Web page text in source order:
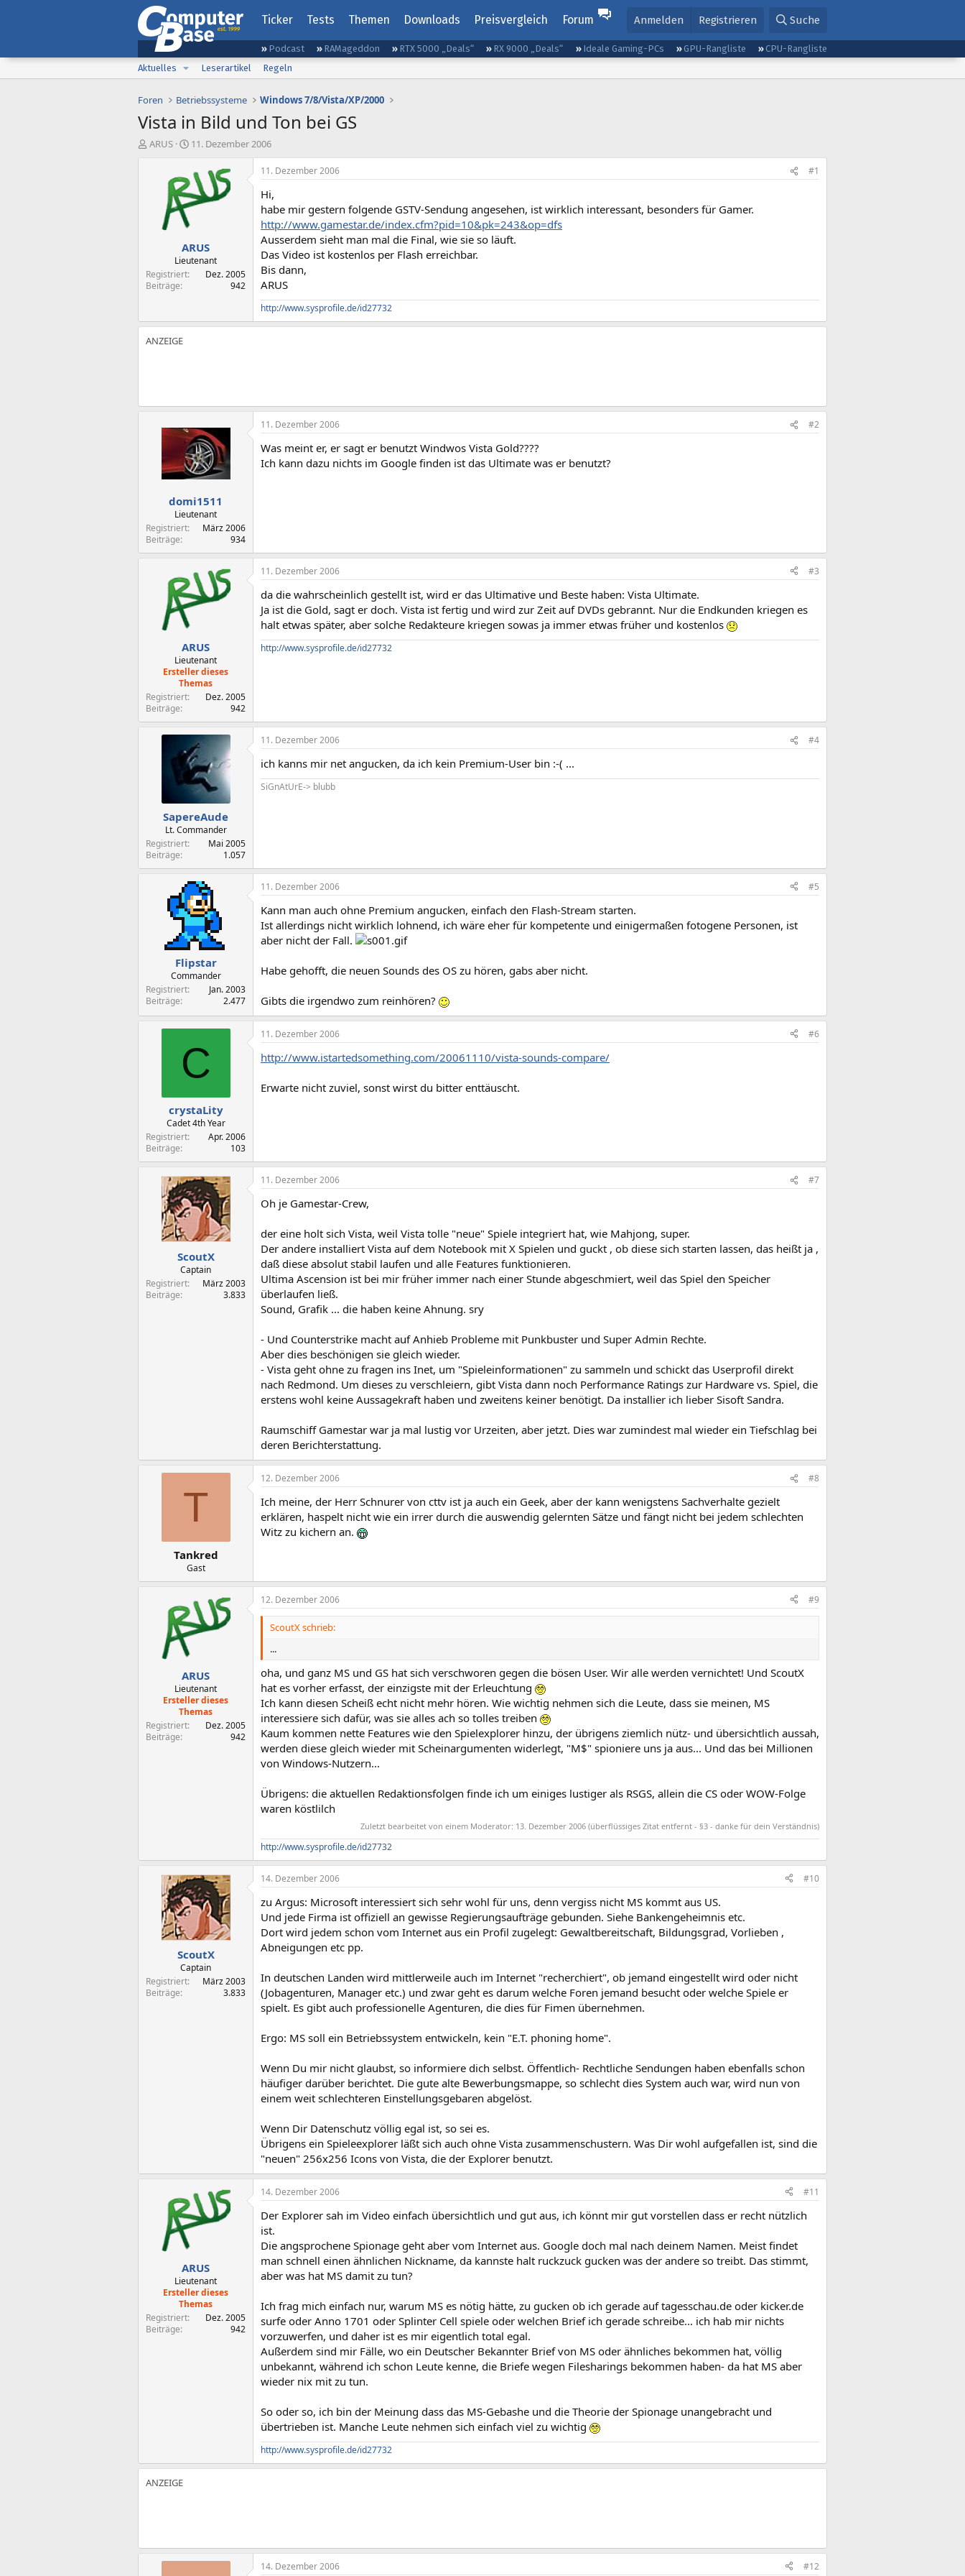
Ticker Tests Themen Downloads Preisvergleich Forum Anmelden Registrieren Suche
Podcast RAMageddon RTX 5000 „Deals“ RX 9000 „Deals“ Ideale Gaming-PCs GPU-Rangliste
CPU-Rangliste
Aktuelles
Leserartikel Regeln
Foren Betriebssysteme Windows 7/8/Vista/XP/2000
Vista in Bild und Ton bei GS
E
ARUS
E
s
e
l
a
m
11. Dezember 2006
ARUS
Lieutenant
Registriert
Dez. 2005
Beiträge
942
11. Dezember 2006 #1
Hi,
habe mir gestern folgende GSTV-Sendung angesehen, ist wirklich interessant, besonders für Gamer.
http://www.gamestar.de/index.cfm?pid=10&pk=243&op=dfs
Ausserdem sieht man mal die Final, wie sie so läuft.
Das Video ist kostenlos per Flash erreichbar.
Bis dann,
ARUS
http://www.sysprofile.de/id27732
domi1511
Lieutenant
Registriert
März 2006
Beiträge
934
11. Dezember 2006 #2
Was meint er, er sagt er benutzt Windwos Vista Gold????
Ich kann dazu nichts im Google finden ist das Ultimate was er benutzt?
ARUS
Lieutenant
Ersteller dieses
Themas
Registriert
Dez. 2005
Beiträge
942
11. Dezember 2006 #3
da die wahrscheinlich gestellt ist, wird er das Ultimative und Beste haben: Vista Ultimate.
Ja ist die Gold, sagt er doch. Vista ist fertig und wird zur Zeit auf DVDs gebrannt. Nur die Endkunden kriegen es
halt etwas später, aber solche Redakteure kriegen sowas ja immer etwas früher und kostenlos
http://www.sysprofile.de/id27732
SapereAude
Lt. Commander
Registriert
Mai 2005
Beiträge
1.057
11. Dezember 2006 #4
ich kanns mir net angucken, da ich kein Premium-User bin :-( ...
SiGnAtUrE-> blubb
Flipstar
Commander
Registriert
Jan. 2003
Beiträge
2.477
11. Dezember 2006 #5
Kann man auch ohne Premium angucken, einfach den Flash-Stream starten.
Ist allerdings nicht wirklich lohnend, ich wäre eher für kompetente und einigermaßen fotogene Personen, ist
aber nicht der Fall.
Habe gehofft, die neuen Sounds des OS zu hören, gabs aber nicht.
Gibts die irgendwo zum reinhören?
C
crystaLity
Cadet 4th Year
Registriert
Apr. 2006
Beiträge
103
11. Dezember 2006 #6
http://www.istartedsomething.com/20061110/vista-sounds-compare/
Erwarte nicht zuviel, sonst wirst du bitter enttäuscht.
ScoutX
Captain
Registriert
März 2003
Beiträge
3.833
11. Dezember 2006 #7
Oh je Gamestar-Crew,
der eine holt sich Vista, weil Vista tolle "neue" Spiele integriert hat, wie Mahjong, super.
Der andere installiert Vista auf dem Notebook mit X Spielen und guckt , ob diese sich starten lassen, das heißt ja ,
daß diese absolut stabil laufen und alle Features funktionieren.
Ultima Ascension ist bei mir früher immer nach einer Stunde abgeschmiert, weil das Spiel den Speicher
überlaufen ließ.
Sound, Grafik ... die haben keine Ahnung. sry
- Und Counterstrike macht auf Anhieb Probleme mit Punkbuster und Super Admin Rechte.
Aber dies beschönigen sie gleich wieder.
- Vista geht ohne zu fragen ins Inet, um "Spieleinformationen" zu sammeln und schickt das Userprofil direkt
nach Redmond. Um dieses zu verschleiern, gibt Vista dann noch Performance Ratings zur Hardware vs. Spiel, die
erstens wohl keine Aussagekraft haben und zweitens keiner benötigt. Da installier ich lieber Sisoft Sandra.
Raumschiff Gamestar war ja mal lustig vor Urzeiten, aber jetzt. Dies war zumindest mal wieder ein Tiefschlag bei
deren Berichterstattung.
T
Tankred
Gast
12. Dezember 2006 #8
Ich meine, der Herr Schnurer von cttv ist ja auch ein Geek, aber der kann wenigstens Sachverhalte gezielt
erklären, haspelt nicht wie ein irrer durch die auswendig gelernten Sätze und fängt nicht bei jedem schlechten
Witz zu kichern an.
ARUS
Lieutenant
Ersteller dieses
Themas
Registriert
Dez. 2005
Beiträge
942
12. Dezember 2006 #9
ScoutX schrieb:
...
oha, und ganz MS und GS hat sich verschworen gegen die bösen User. Wir alle werden vernichtet! Und ScoutX
hat es vorher erfasst, der einzigste mit der Erleuchtung
Ich kann diesen Scheiß echt nicht mehr hören. Wie wichtig nehmen sich die Leute, dass sie meinen, MS
interessiere sich dafür, was sie alles ach so tolles treiben
Kaum kommen nette Features wie den Spielexplorer hinzu, der übrigens ziemlich nütz- und übersichtlich aussah,
werden diese gleich wieder mit Scheinargumenten widerlegt, "M$" spioniere uns ja aus... Und das bei Millionen
von Windows-Nutzern...
Übrigens: die aktuellen Redaktionsfolgen finde ich um einiges lustiger als RSGS, allein die CS oder WOW-Folge
waren köstlilch
Zuletzt bearbeitet von einem Moderator: 13. Dezember 2006 (überflüssiges Zitat entfernt - §3 - danke für dein Verständnis)
http://www.sysprofile.de/id27732
ScoutX
Captain
Registriert
März 2003
Beiträge
3.833
14. Dezember 2006 #10
zu Argus: Microsoft interessiert sich sehr wohl für uns, denn vergiss nicht MS kommt aus US.
Und jede Firma ist offiziell an gewisse Regierungsaufträge gebunden. Siehe Bankengeheimnis etc.
Dort wird jedem schon vom Internet aus ein Profil zugelegt: Gewaltbereitschaft, Bildungsgrad, Vorlieben ,
Abneigungen etc pp.
In deutschen Landen wird mittlerweile auch im Internet "recherchiert", ob jemand eingestellt wird oder nicht
(Jobagenturen, Manager etc.) und zwar geht es darum welche Foren jemand besucht oder welche Spiele er
spielt. Es gibt auch professionelle Agenturen, die dies für Fimen übernehmen.
Ergo: MS soll ein Betriebssystem entwickeln, kein "E.T. phoning home".
Wenn Du mir nicht glaubst, so informiere dich selbst. Öffentlich- Rechtliche Sendungen haben ebenfalls schon
häufiger darüber berichtet. Die gute alte Bewerbungsmappe, so schlecht dies System auch war, wird nun von
einem weit schlechteren Einstellungsgebaren abgelöst.
Wenn Dir Datenschutz völlig egal ist, so sei es.
Übrigens ein Spieleexplorer läßt sich auch ohne Vista zusammenschustern. Was Dir wohl aufgefallen ist, sind die
"neuen" 256x256 Icons von Vista, die der Explorer benutzt.
ARUS
Lieutenant
Ersteller dieses
Themas
Registriert
Dez. 2005
Beiträge
942
14. Dezember 2006 #11
Der Explorer sah im Video einfach übersichtlich und gut aus, ich könnt mir gut vorstellen dass er recht nützlich
ist.
Die angsprochene Spionage geht aber vom Internet aus. Google doch mal nach deinem Namen. Meist findet
man schnell einen ähnlichen Nickname, da kannste halt ruckzuck gucken was der andere so treibt. Das stimmt,
aber was hat MS damit zu tun?
Ich frag mich einfach nur, warum MS es nötig hätte, zu gucken ob ich gerade auf tagesschau.de oder kicker.de
surfe oder Anno 1701 oder Splinter Cell spiele oder welchen Brief ich gerade schreibe... ich hab mir nichts
vorzuwerfen, und daher ist es mir eigentlich total egal.
Außerdem sind mir Fälle, wo ein Deutscher Bekannter Brief von MS oder ähnliches bekommen hat, völlig
unbekannt, während ich schon Leute kenne, die Briefe wegen Filesharings bekommen haben- da hat MS aber
wieder nix mit zu tun.
So oder so, ich bin der Meinung dass das MS-Gebashe und die Theorie der Spionage unangebracht und
übertrieben ist. Manche Leute nehmen sich einfach viel zu wichtig
http://www.sysprofile.de/id27732
14. Dezember 2006 #12